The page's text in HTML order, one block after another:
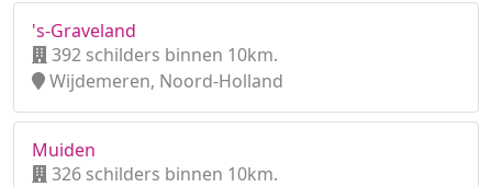
's-Graveland
392 schilders binnen 10km.
Wijdemeren, Noord-Holland
Muiden
326 schilders binnen 10km.